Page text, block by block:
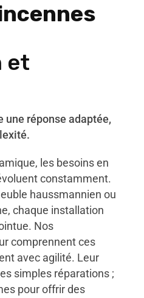
et
une réponse adaptée,
les besoins en
constamment.
haussmannien ou
chaque installation
Nos
comprennent ces
avec agilité. Leur
simples réparations ;
pour offrir des